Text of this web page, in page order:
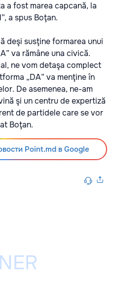
a fost marea capcană, la
a spus Boţan.
deşi susţine formarea unui
va rămâne una civică.
ne vom detaşa complect
„DA” va menţine în
De asemenea, ne-am
şi un centru de expertiză
de partidele care se vor
Boţan.
Point.md в Google